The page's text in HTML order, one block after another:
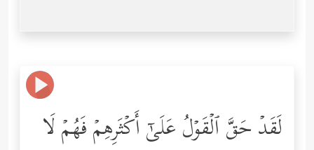
لَقَدۡ حَقَّ ٱلۡقَوۡلُ عَلَىٰۤ أَكۡثَرِهِمۡ فَهُمۡ لَا